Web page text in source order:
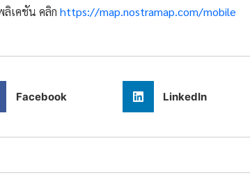
เคชัน คลิก https://map.nostramap.com/mobile
Facebook LinkedIn